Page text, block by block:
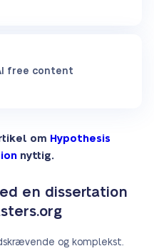
free content
om Hypothesis
nyttig.
en dissertation
og komplekst.